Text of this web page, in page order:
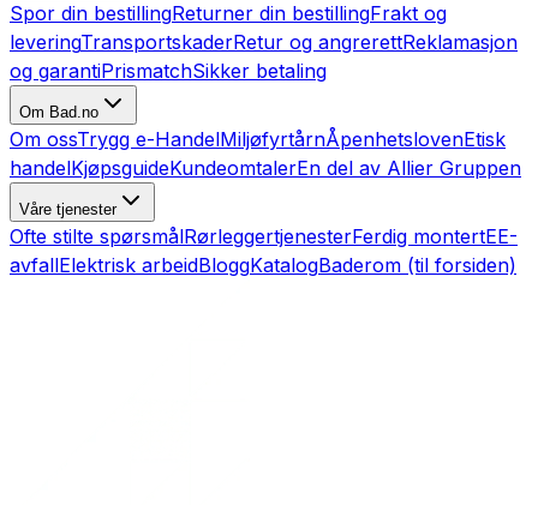
Spor din bestillingReturner din bestillingFrakt og
leveringTransportskaderRetur og angrerettReklamasjon
og garantiPrismatchSikker betaling
Om Bad.no
Om ossTrygg e-HandelMiljøfyrtårnÅpenhetslovenEtisk
handelKjøpsguideKundeomtalerEn del av Allier Gruppen
Våre tjenester
Ofte stilte spørsmålRørleggertjenesterFerdig montertEE-
avfallElektrisk arbeidBloggKatalogBaderom (til forsiden)